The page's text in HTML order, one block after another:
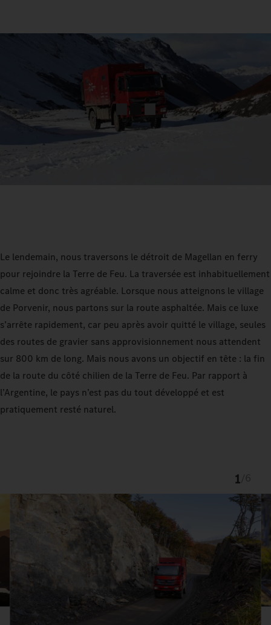
Le lendemain, nous traversons le détroit de Magellan en ferry
pour rejoindre la Terre de Feu. La traversée est inhabituellement
calme et donc très agréable. Lorsque nous atteignons le village
de Porvenir, nous partons sur la route asphaltée. Mais ce luxe
s’arrête rapidement, car peu après avoir quitté le village, seules
des routes de gravier sans approvisionnement nous attendent
sur 800 km de long. Mais nous avons un objectif en tête : la fin
de la route du côté chilien de la Terre de Feu. Par rapport à
l’Argentine, le pays n’est pas du tout développé et est
pratiquement resté naturel.
1